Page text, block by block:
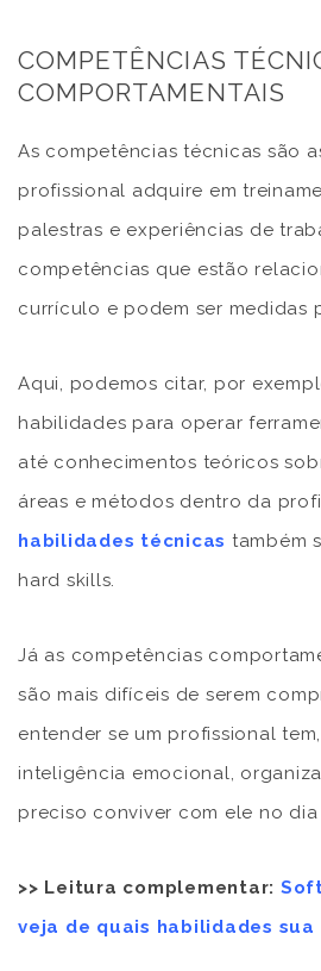
COMPETÊNCIAS
COMPORTAMENTAIS
As competências técnicas são
profissional adquire em
palestras e experiências de
competências que estão
currículo e podem ser medidas
Aqui, podemos citar, por
habilidades para operar
até conhecimentos teóricos
áreas e métodos dentro da
habilidades técnicas também
hard skills.
Já as competências
são mais difíceis de serem
entender se um profissional
inteligência emocional,
preciso conviver com ele no
>> Leitura complementar:
veja de quais habilidades sua